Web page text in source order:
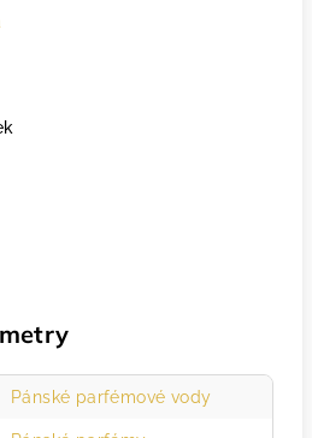
Pánské parfémové vody